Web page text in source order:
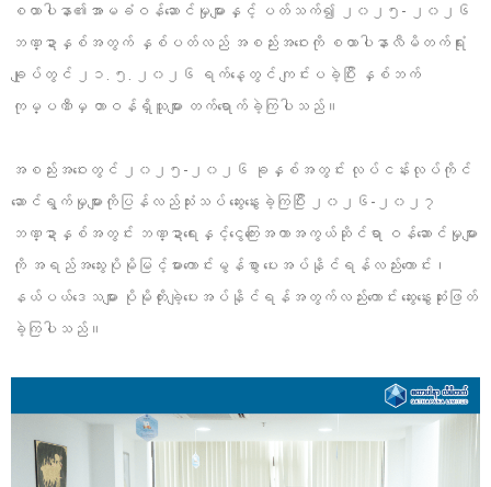
စထာပါနာ၏အာမခံဝန်ဆောင်မှုများနှင့် ပတ်သက်၍ ၂၀၂၅- ၂၀၂၆
ဘဏ္ဍာနှစ်အတွက် နှစ်ပတ်လည် အစည်းအဝေးကို စထာပါနာလီမိတက်ရုံး
ချုပ်တွင် ၂၁. ၅. ၂၀၂၆ ရက်နေ့တွင် ကျင်းပခဲ့ပြီး နှစ်ဘက်
ကုမ္ပဏီမှ တာဝန်ရှိသူများ တက်ရောက်ခဲ့ကြပါသည်။
အစည်းအဝေးတွင် ၂၀၂၅-၂၀၂၆ ခုနှစ်အတွင်း လုပ်ငန်းလုပ်ကိုင်
ဆောင်ရွက်မှုများကိုပြန်လည်သုံးသပ် ဆွေးနွေးခဲ့ကြပြီး ၂၀၂၆-၂၀၂၇
ဘဏ္ဍာနှစ်အတွင်း ဘဏ္ဍာရေးနှင့်ငွေကြေးအကာအကွယ်ဆိုင်ရာ ဝန်ဆောင်မှုများ
ကို အရည်အသွေးပိုမိုမြင့်မားကောင်းမွန်စွာ ပေးအပ်နိုင်ရန်လည်းကောင်း၊
နယ်ပယ်ဒေသများ ပိုမိုတိုးချဲ့ပေးအပ်နိုင်ရန်အတွက်လည်းကောင်း ဆွေးနွေးဆုံးဖြတ်
ခဲ့ကြပါသည်။